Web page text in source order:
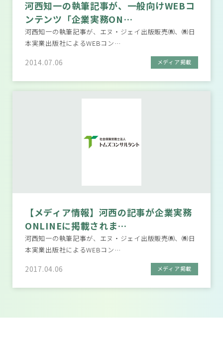
河西知一の執筆記事が、一般向けWEBコ
ンテンツ「企業実務ON…
河西知一の執筆記事が、エヌ・ジェイ出版販売㈱、㈱日
本実業出版社によるWEBコン…
2014.07.06 メディア掲載
【メディア情報】河西の記事が企業実務
ONLINEに掲載されま…
河西知一の執筆記事が、エヌ・ジェイ出版販売㈱、㈱日
本実業出版社によるWEBコン…
2017.04.06 メディア掲載